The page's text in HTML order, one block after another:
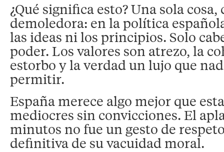
¿Qué significa esto? Una sola cosa,
demoledora: en la política
las ideas ni los principios. Solo
poder. Los valores son atrezo, la
estorbo y la verdad un lujo que
permitir.
España merece algo mejor que
mediocres sin convicciones. El
minutos no fue un gesto de
definitiva de su vacuidad moral.